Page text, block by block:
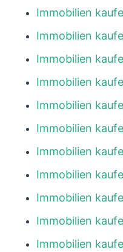
Immobilien
Immobilien
Immobilien
Immobilien
Immobilien
Immobilien
Immobilien
Immobilien
Immobilien
Immobilien
Immobilien